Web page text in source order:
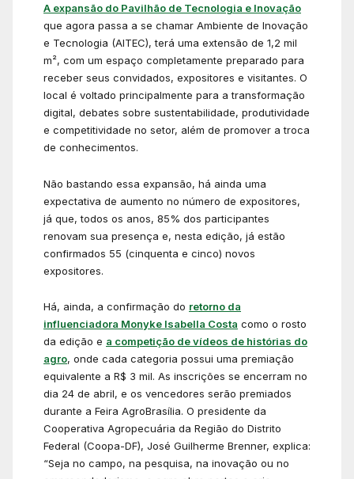
A expansão do Pavilhão de Tecnologia e Inovação
que agora passa a se chamar Ambiente de Inovação
e Tecnologia (AITEC), terá uma extensão de 1,2 mil
m², com um espaço completamente preparado para
receber seus convidados, expositores e visitantes. O
local é voltado principalmente para a transformação
digital, debates sobre sustentabilidade, produtividade
e competitividade no setor, além de promover a troca
de conhecimentos.
Não bastando essa expansão, há ainda uma
expectativa de aumento no número de expositores,
já que, todos os anos, 85% dos participantes
renovam sua presença e, nesta edição, já estão
confirmados 55 (cinquenta e cinco) novos
expositores.
Há, ainda, a confirmação do retorno da
influenciadora Monyke Isabella Costa como o rosto
da edição e a competição de vídeos de histórias do
agro, onde cada categoria possui uma premiação
equivalente a R$ 3 mil. As inscrições se encerram no
dia 24 de abril, e os vencedores serão premiados
durante a Feira AgroBrasília. O presidente da
Cooperativa Agropecuária da Região do Distrito
Federal (Coopa-DF), José Guilherme Brenner, explica:
“Seja no campo, na pesquisa, na inovação ou no